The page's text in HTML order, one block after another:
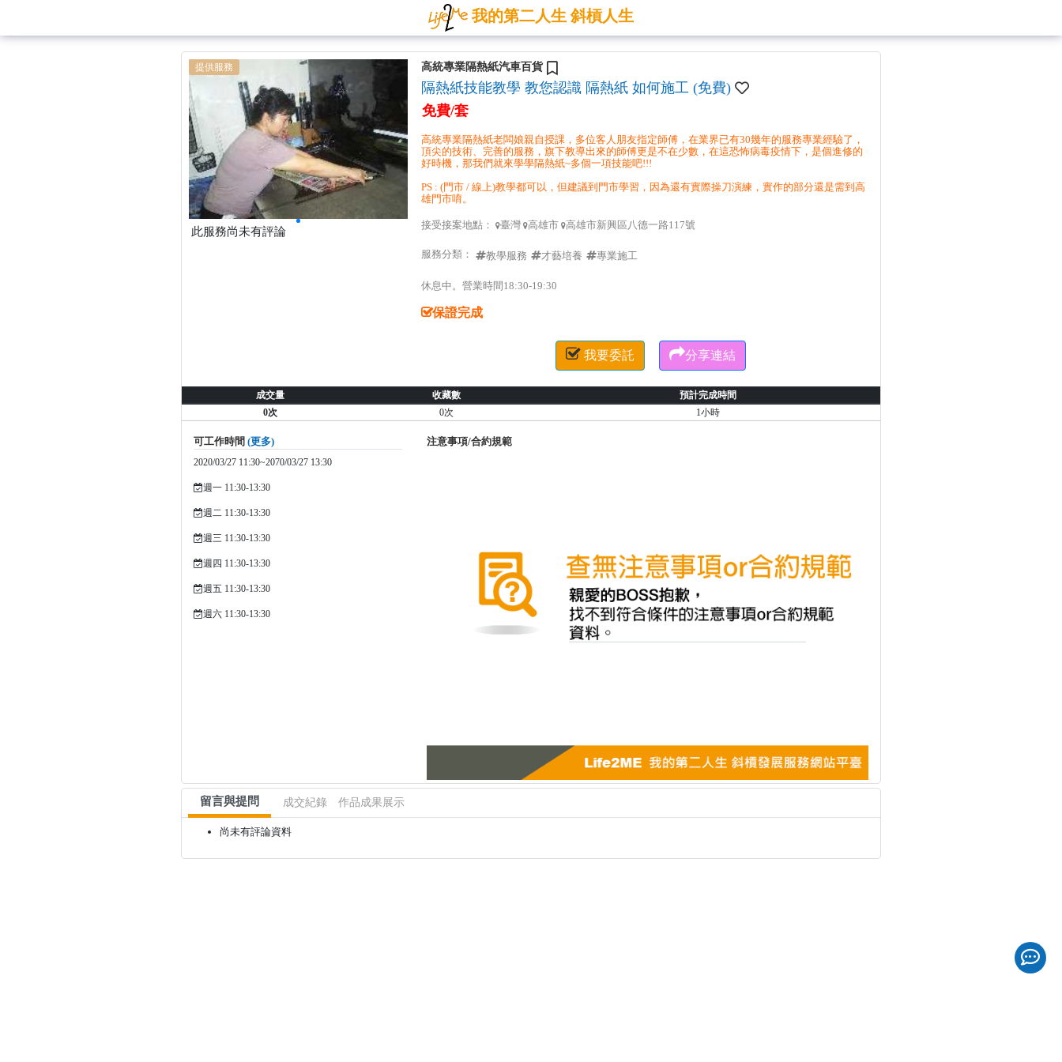
我的第二人生 斜槓人生
提供服務
此服務尚未有評論
高統專業隔熱紙汽車百貨
隔熱紙技能教學 教您認識 隔熱紙 如何施工 (免費)
免費/套
高統專業隔熱紙老闆娘親自授課，多位客人朋友指定師傅，在業界已有30幾年的服務專業經驗了，
頂尖的技術、完善的服務，旗下教導出來的師傅更是不在少數，在這恐怖病毒疫情下，是個進修的
好時機，那我們就來學學隔熱紙~多個一項技能吧!!!
PS : (門市 / 線上)教學都可以，但建議到門市學習，因為還有實際操刀演練，實作的部分還是需到高
雄門市唷。
接受接案地點： 臺灣 高雄市 高雄市新興區八德一路117號
服務分類： 教學服務 才藝培養 專業施工
休息中。營業時間18:30-19:30
保證完成
 我要委託 分享連結
成交量 收藏數
預計完成時間
0次
0次 1小時
可工作時間 (更多)
2020/03/27 11:30~2070/03/27 13:30
週一 11:30-13:30
週二 11:30-13:30
週三 11:30-13:30
週四 11:30-13:30
週五 11:30-13:30
週六 11:30-13:30
注意事項/合約規範
留言與提問 成交紀錄 作品成果展示
尚未有評論資料